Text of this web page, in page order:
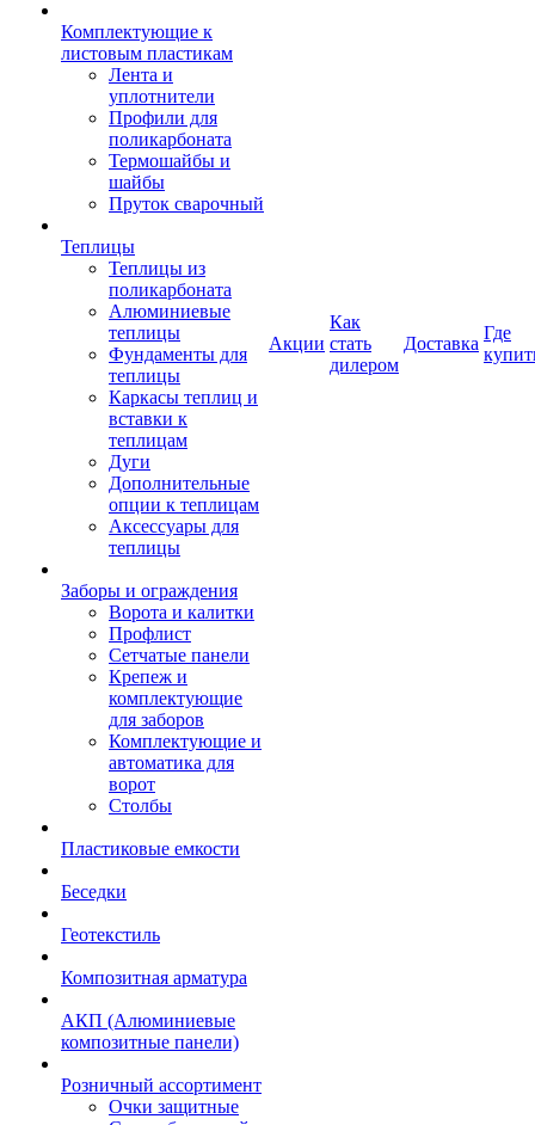
Комплектующие к
листовым пластикам
Лента и
уплотнители
Профили для
поликарбоната
Термошайбы и
шайбы
Пруток сварочный
Теплицы
Теплицы из
поликарбоната
Алюминиевые
теплицы
Фундаменты для
теплицы
Каркасы теплиц и
вставки к
теплицам
Дуги
Дополнительные
опции к теплицам
Аксессуары для
теплицы
Заборы и ограждения
Ворота и калитки
Профлист
Сетчатые панели
Крепеж и
комплектующие
для заборов
Комплектующие и
автоматика для
ворот
Столбы
Пластиковые емкости
Беседки
Геотекстиль
Композитная арматура
АКП (Алюминиевые
композитные панели)
Розничный ассортимент
Очки защитные
Акции
Как
стать
дилером
Доставка
Где